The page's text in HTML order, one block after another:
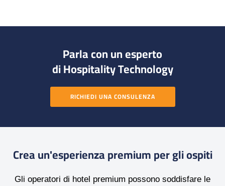
Parla con un esperto
di Hospitality Technology
RICHIEDI UNA CONSULENZA
Crea un'esperienza premium per gli ospiti
Gli operatori di hotel premium possono soddisfare le